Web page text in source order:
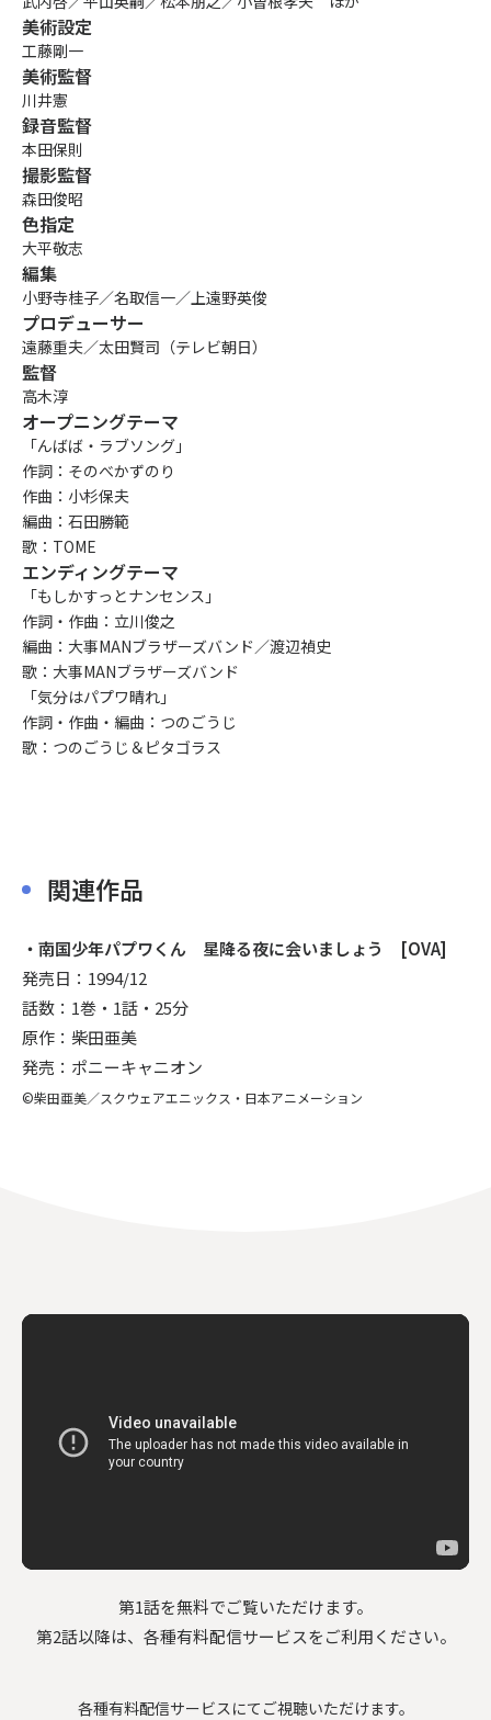
美術設定
工藤剛一
美術監督
川井憲
録音監督
本田保則
撮影監督
森田俊昭
色指定
大平敬志
編集
小野寺桂子／名取信一／上遠野英俊
プロデューサー
遠藤重夫／太田賢司（テレビ朝日）
監督
高木淳
オープニングテーマ
「んばば・ラブソング」
作詞：そのべかずのり
作曲：小杉保夫
編曲：石田勝範
歌：TOME
エンディングテーマ
「もしかすっとナンセンス」
作詞・作曲：立川俊之
編曲：大事MANブラザーズバンド／渡辺禎史
歌：大事MANブラザーズバンド
「気分はパプワ晴れ」
作詞・作曲・編曲：つのごうじ
歌：つのごうじ＆ピタゴラス
関連作品
・南国少年パプワくん 星降る夜に会いましょう [OVA]
発売日：1994/12
話数：1巻・1話・25分
原作：柴田亜美
発売：ポニーキャニオン
©柴田亜美／スクウェアエニックス・日本アニメーション
第1話を無料でご覧いただけます。
第2話以降は、各種有料配信サービスをご利用ください。
各種有料配信サービスにてご視聴いただけます。